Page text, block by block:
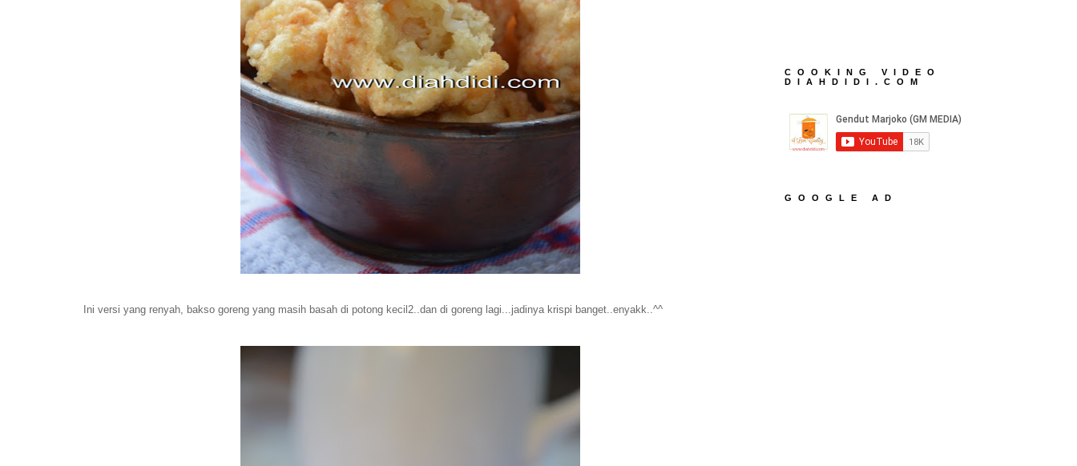
Ini versi yang renyah, bakso goreng yang masih basah di potong kecil2..dan di goreng lagi...jadinya krispi banget..enyakk..^^
COOKING VIDEO
DIAHDIDI.COM
GOOGLE AD